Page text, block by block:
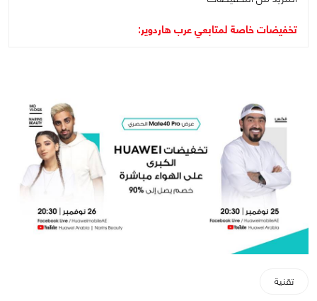
تخفيضات خاصة لمتابعي عرب هاردوير:
تقنية